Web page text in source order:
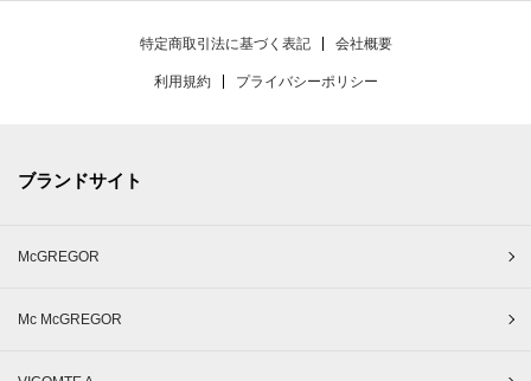
特定商取引法に基づく表記 会社概要
利用規約 プライバシーポリシー
ブランドサイト
McGREGOR
Mc McGREGOR